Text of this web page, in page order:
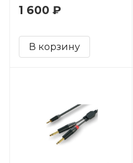
1 600 ₽
В корзину